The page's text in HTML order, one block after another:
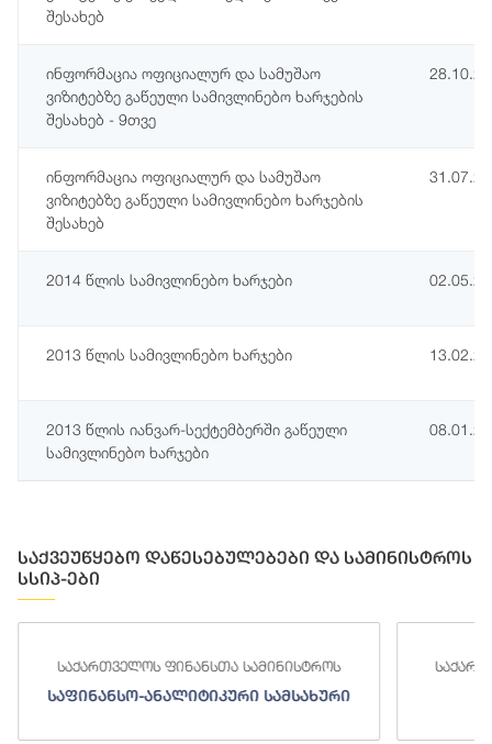
შესახებ
ინფორმაცია ოფიციალურ და სამუშაო
ვიზიტებზე გაწეული სამივლინებო ხარჯების
შესახებ - 9თვე
ინფორმაცია ოფიციალურ და სამუშაო
ვიზიტებზე გაწეული სამივლინებო ხარჯების
შესახებ
2014 წლის სამივლინებო ხარჯები
2013 წლის სამივლინებო ხარჯები
2013 წლის იანვარ-სექტემბერში გაწეული
სამივლინებო ხარჯები
საქვეუწყებო დაწესებულებები და სამინისტროს
სსიპ-ები
საქართველოს ფინანსთა სამინისტროს
საფინანსო-ანალიტიკური სამსახური